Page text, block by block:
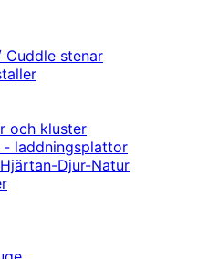
stenar
och kluster
laddningsplattor
Djur-Natur